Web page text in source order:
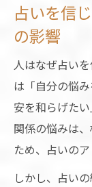
占いを信
の影響
人はなぜ占い
は「自分の悩
安を和らげた
関係の悩みは
ため、占いの
しかし、占い